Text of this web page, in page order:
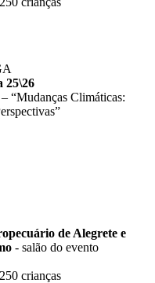
25\26
– “Mudanças Climáticas:
de Alegrete e
- salão do evento
crianças